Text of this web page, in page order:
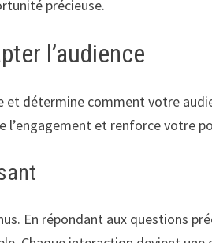
précieuse.
l’audience
et détermine comment votre
l’engagement et renforce votre
En répondant aux questions